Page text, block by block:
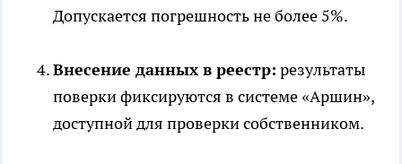
Допускается погрешность не более 5%.
Внесение данных в реестр: результаты
поверки фиксируются в системе «Аршин»,
доступной для проверки собственником.